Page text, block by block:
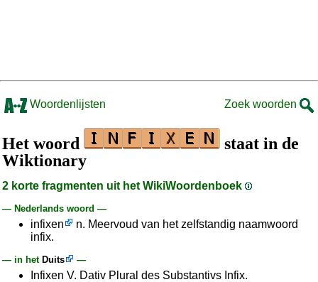
Woordenlijsten Zoek woorden
Het woord
staat in de
Wiktionary
2 korte fragmenten uit het WikiWoordenboek
— Nederlands woord —
infixen
n. Meervoud van het zelfstandig naamwoord
infix.
— in het Duits —
Infixen V. Dativ Plural des Substantivs Infix.